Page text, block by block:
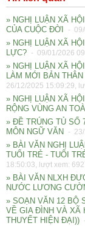
» NGHỊ LUẬN XÃ
CỦA CUỘC ĐỜI
-
» NGHỊ LUẬN XÃ
LỰC? - 09/01/2026
» NGHỊ LUẬN XÃ
LÀM MỚI BẢN
26/12/2025 15:09:29,
» NGHỊ LUẬN XÃ
RỘNG VÙNG AN
» ĐỀ TRÚNG TỦ SỐ
MÔN NGỮ VĂN
-
» BÀI VĂN NGHỊ
TUỔI TRẺ - TUỔI
18:50:03, lượt xem:
» BÀI VĂN NLXH
NƯỚC LƯƠNG
» SOẠN VĂN 12 BỘ
VỀ GIA ĐÌNH VÀ XÃ
THUYẾT HIỆN ĐẠI))